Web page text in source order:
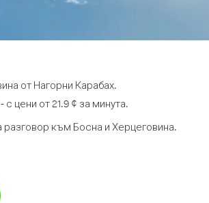
от Нагорни Карабах.
цени от 21.9 ¢ за минута.
разговор към Босна и Херцеговина.